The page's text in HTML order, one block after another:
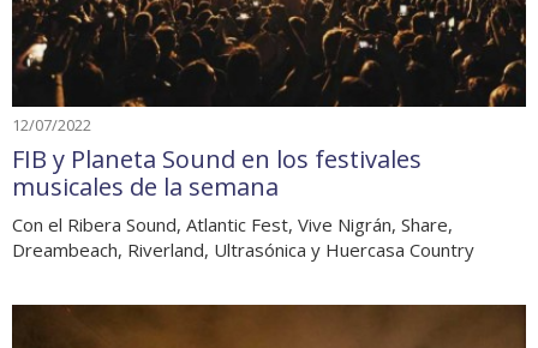
12/07/2022
FIB y Planeta Sound en los festivales
musicales de la semana
Con el Ribera Sound, Atlantic Fest, Vive Nigrán, Share,
Dreambeach, Riverland, Ultrasónica y Huercasa Country